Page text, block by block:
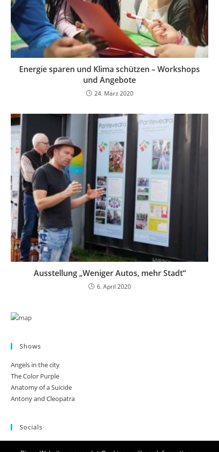
Energie sparen und Klima schützen – Workshops
und Angebote
24. März 2020
Ausstellung „Weniger Autos, mehr Stadt“
6. April 2020
Shows
Angels in the city
The Color Purple
Anatomy of a Suicide
Antony and Cleopatra
Socials